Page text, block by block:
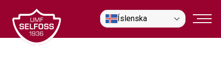
efni
Íslenska